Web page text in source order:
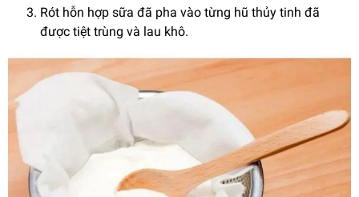
Rót hỗn hợp sữa đã pha vào từng hũ thủy tinh đã
được tiệt trùng và lau khô.